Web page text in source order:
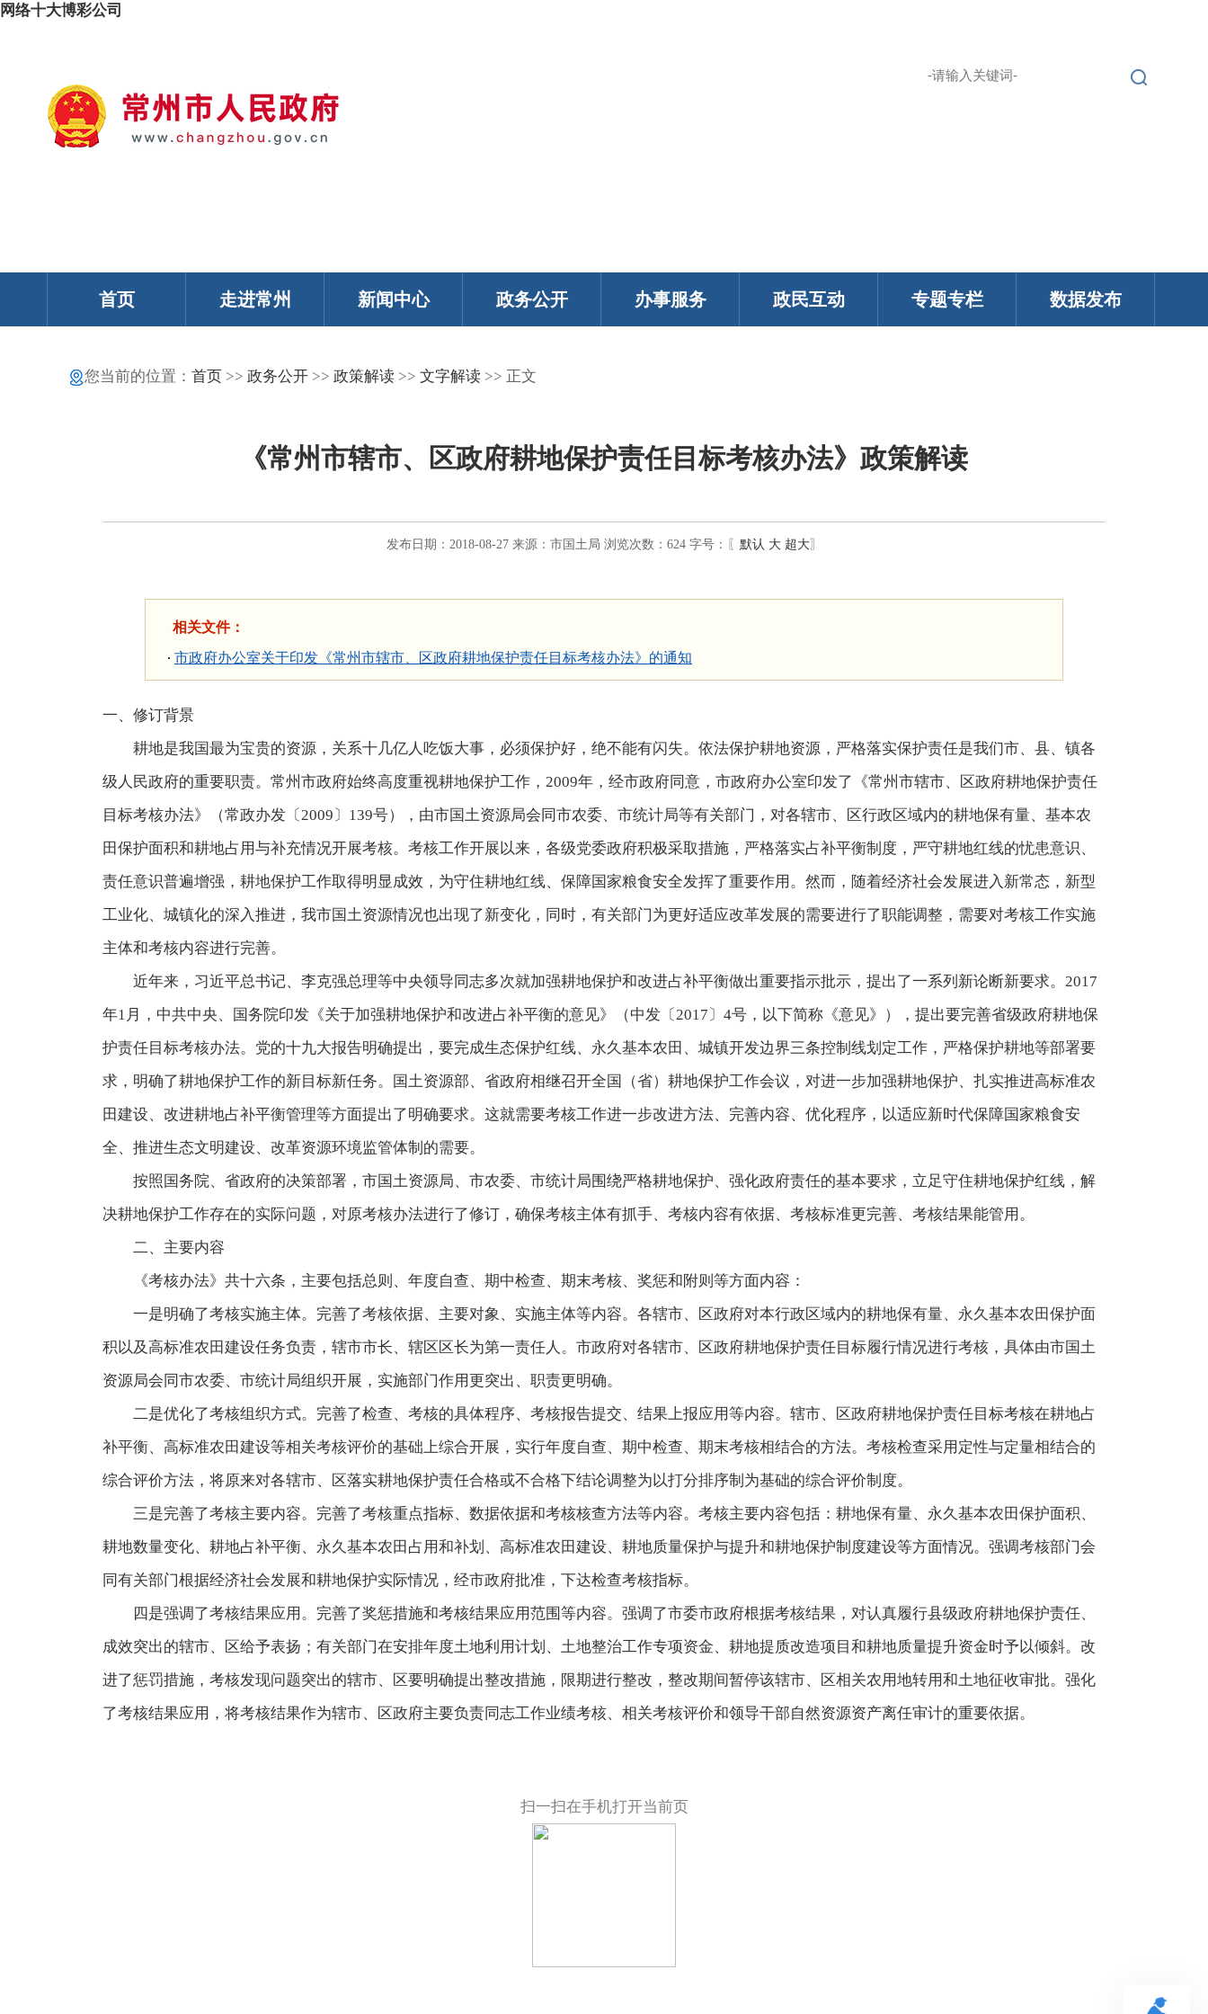
网络十大博彩公司
首页 走进常州 新闻中心 政务公开 办事服务 政民互动 专题专栏 数据发布
您当前的位置： 首页>> 政务公开>> 政策解读>> 文字解读>> 正文
《常州市辖市、区政府耕地保护责任目标考核办法》政策解读
发布日期：2018-08-27 来源： 市国土局 浏览次数： 624 字号：〖 默认 大 超大〗
相关文件：
市政府办公室关于印发《常州市辖市、区政府耕地保护责任目标考核办法》的通知
一、修订背景
耕地是我国最为宝贵的资源，关系十几亿人吃饭大事，必须保护好，绝不能有闪失。依法保护耕地资源，严格落实保护责任是我们市、县、镇各
级人民政府的重要职责。常州市政府始终高度重视耕地保护工作，2009年，经市政府同意，市政府办公室印发了《常州市辖市、区政府耕地保护责任
目标考核办法》（常政办发〔2009〕139号），由市国土资源局会同市农委、市统计局等有关部门，对各辖市、区行政区域内的耕地保有量、基本农
田保护面积和耕地占用与补充情况开展考核。考核工作开展以来，各级党委政府积极采取措施，严格落实占补平衡制度，严守耕地红线的忧患意识、
责任意识普遍增强，耕地保护工作取得明显成效，为守住耕地红线、保障国家粮食安全发挥了重要作用。然而，随着经济社会发展进入新常态，新型
工业化、城镇化的深入推进，我市国土资源情况也出现了新变化，同时，有关部门为更好适应改革发展的需要进行了职能调整，需要对考核工作实施
主体和考核内容进行完善。
近年来，习近平总书记、李克强总理等中央领导同志多次就加强耕地保护和改进占补平衡做出重要指示批示，提出了一系列新论断新要求。2017
年1月，中共中央、国务院印发《关于加强耕地保护和改进占补平衡的意见》（中发〔2017〕4号，以下简称《意见》），提出要完善省级政府耕地保
护责任目标考核办法。党的十九大报告明确提出，要完成生态保护红线、永久基本农田、城镇开发边界三条控制线划定工作，严格保护耕地等部署要
求，明确了耕地保护工作的新目标新任务。国土资源部、省政府相继召开全国（省）耕地保护工作会议，对进一步加强耕地保护、扎实推进高标准农
田建设、改进耕地占补平衡管理等方面提出了明确要求。这就需要考核工作进一步改进方法、完善内容、优化程序，以适应新时代保障国家粮食安
全、推进生态文明建设、改革资源环境监管体制的需要。
按照国务院、省政府的决策部署，市国土资源局、市农委、市统计局围绕严格耕地保护、强化政府责任的基本要求，立足守住耕地保护红线，解
决耕地保护工作存在的实际问题，对原考核办法进行了修订，确保考核主体有抓手、考核内容有依据、考核标准更完善、考核结果能管用。
二、主要内容
《考核办法》共十六条，主要包括总则、年度自查、期中检查、期末考核、奖惩和附则等方面内容：
一是明确了考核实施主体。完善了考核依据、主要对象、实施主体等内容。各辖市、区政府对本行政区域内的耕地保有量、永久基本农田保护面
积以及高标准农田建设任务负责，辖市市长、辖区区长为第一责任人。市政府对各辖市、区政府耕地保护责任目标履行情况进行考核，具体由市国土
资源局会同市农委、市统计局组织开展，实施部门作用更突出、职责更明确。
二是优化了考核组织方式。完善了检查、考核的具体程序、考核报告提交、结果上报应用等内容。辖市、区政府耕地保护责任目标考核在耕地占
补平衡、高标准农田建设等相关考核评价的基础上综合开展，实行年度自查、期中检查、期末考核相结合的方法。考核检查采用定性与定量相结合的
综合评价方法，将原来对各辖市、区落实耕地保护责任合格或不合格下结论调整为以打分排序制为基础的综合评价制度。
三是完善了考核主要内容。完善了考核重点指标、数据依据和考核核查方法等内容。考核主要内容包括：耕地保有量、永久基本农田保护面积、
耕地数量变化、耕地占补平衡、永久基本农田占用和补划、高标准农田建设、耕地质量保护与提升和耕地保护制度建设等方面情况。强调考核部门会
同有关部门根据经济社会发展和耕地保护实际情况，经市政府批准，下达检查考核指标。
四是强调了考核结果应用。完善了奖惩措施和考核结果应用范围等内容。强调了市委市政府根据考核结果，对认真履行县级政府耕地保护责任、
成效突出的辖市、区给予表扬；有关部门在安排年度土地利用计划、土地整治工作专项资金、耕地提质改造项目和耕地质量提升资金时予以倾斜。改
进了惩罚措施，考核发现问题突出的辖市、区要明确提出整改措施，限期进行整改，整改期间暂停该辖市、区相关农用地转用和土地征收审批。强化
了考核结果应用，将考核结果作为辖市、区政府主要负责同志工作业绩考核、相关考核评价和领导干部自然资源资产离任审计的重要依据。
扫一扫在手机打开当前页